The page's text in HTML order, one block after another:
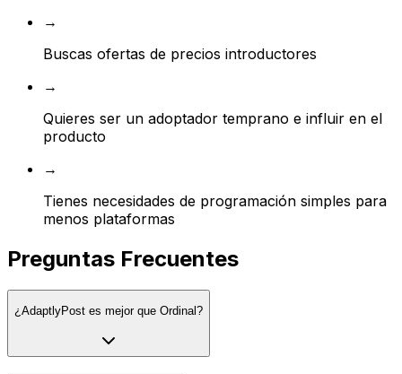
→
Buscas ofertas de precios introductores
→
Quieres ser un adoptador temprano e influir en el
producto
→
Tienes necesidades de programación simples para
menos plataformas
Preguntas Frecuentes
¿AdaptlyPost es mejor que Ordinal?